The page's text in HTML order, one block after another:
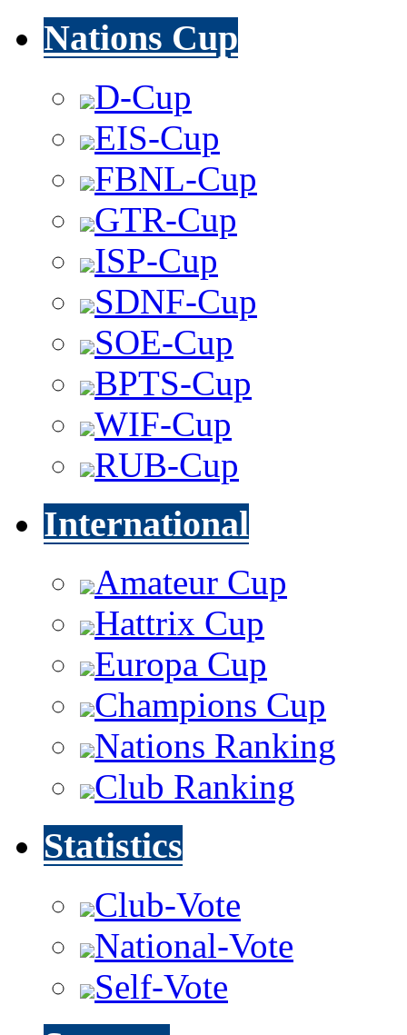
Nations Cup
D-Cup
EIS-Cup
FBNL-Cup
GTR-Cup
ISP-Cup
SDNF-Cup
SOE-Cup
BPTS-Cup
WIF-Cup
RUB-Cup
International
Amateur Cup
Hattrix Cup
Europa Cup
Champions Cup
Nations Ranking
Club Ranking
Statistics
Club-Vote
National-Vote
Self-Vote